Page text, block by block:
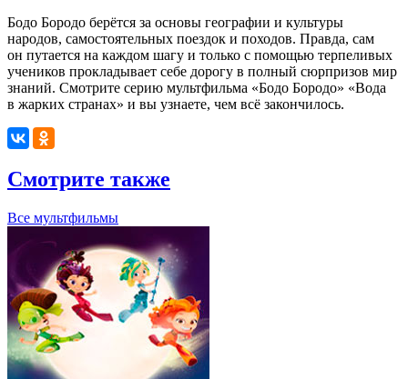
Бодо Бородо берётся за основы географии и культуры
народов, самостоятельных поездок и походов. Правда, сам
он путается на каждом шагу и только с помощью терпеливых
учеников прокладывает себе дорогу в полный сюрпризов мир
знаний. Смотрите серию мультфильма «Бодо Бородо» «Вода
в жарких странах» и вы узнаете, чем всё закончилось.
Смотрите также
Все мультфильмы